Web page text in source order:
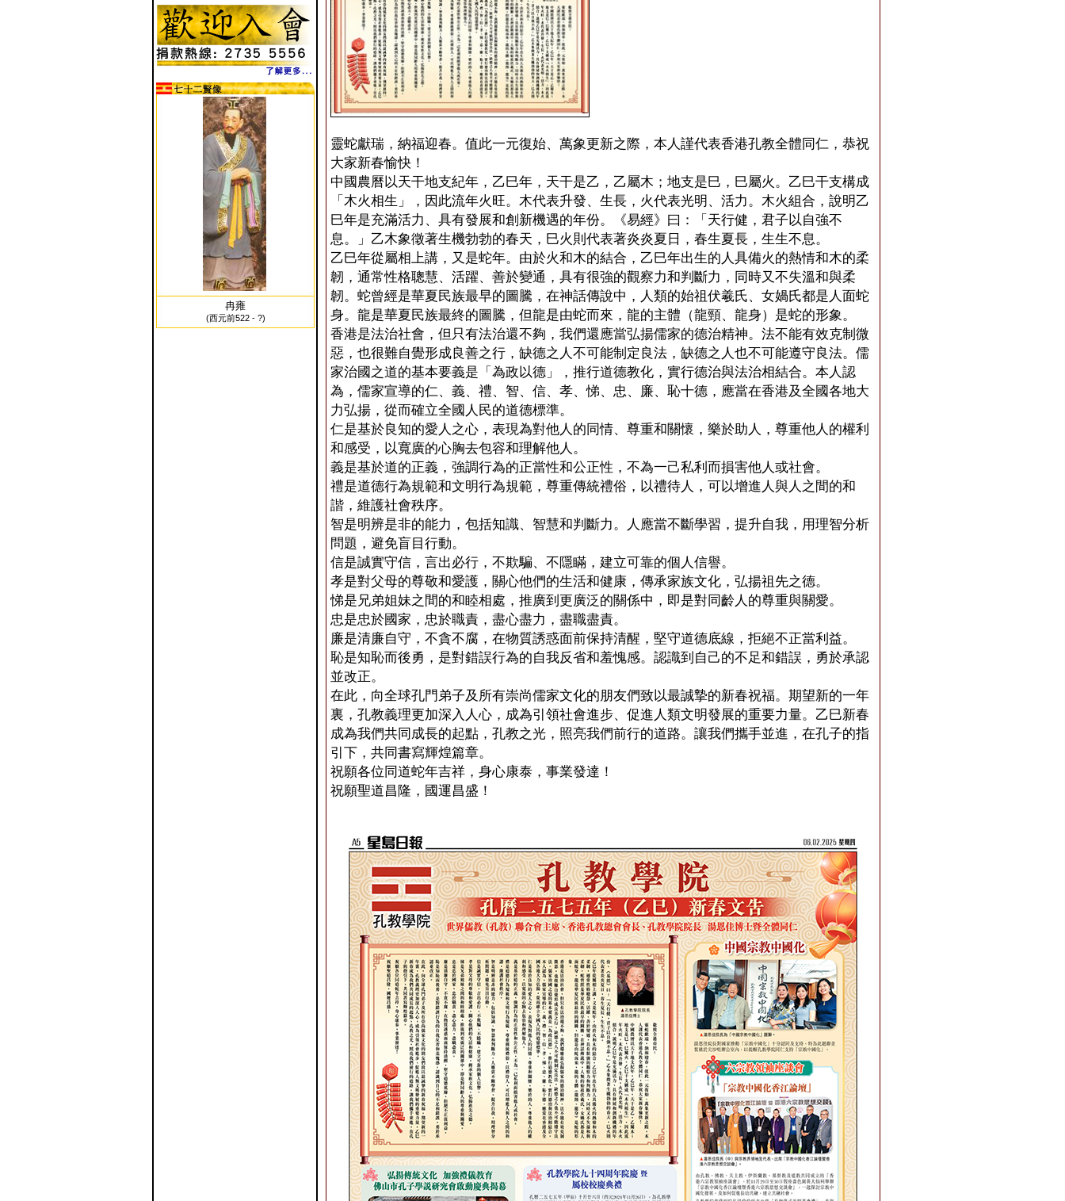
冉雍
(西元前522 - ?)
靈蛇獻瑞，納福迎春。值此一元復始、萬象更新之際，本人謹代表香港孔教全體同仁，恭祝
大家新春愉快！
中國農曆以天干地支紀年，乙巳年，天干是乙，乙屬木；地支是巳，巳屬火。乙巳干支構成
「木火相生」，因此流年火旺。木代表升發、生長，火代表光明、活力。木火組合，說明乙
巳年是充滿活力、具有發展和創新機遇的年份。《易經》曰：「天行健，君子以自強不
息。」乙木象徵著生機勃勃的春天，巳火則代表著炎炎夏日，春生夏長，生生不息。
乙巳年從屬相上講，又是蛇年。由於火和木的結合，乙巳年出生的人具備火的熱情和木的柔
韌，通常性格聰慧、活躍、善於變通，具有很強的觀察力和判斷力，同時又不失溫和與柔
韌。蛇曾經是華夏民族最早的圖騰，在神話傳說中，人類的始祖伏羲氏、女媧氏都是人面蛇
身。龍是華夏民族最終的圖騰，但龍是由蛇而來，龍的主體（龍頸、龍身）是蛇的形象。
香港是法治社會，但只有法治還不夠，我們還應當弘揚儒家的德治精神。法不能有效克制微
惡，也很難自覺形成良善之行，缺德之人不可能制定良法，缺德之人也不可能遵守良法。儒
家治國之道的基本要義是「為政以德」，推行道德教化，實行德治與法治相結合。本人認
為，儒家宣導的仁、義、禮、智、信、孝、悌、忠、廉、恥十德，應當在香港及全國各地大
力弘揚，從而確立全國人民的道德標準。
仁是基於良知的愛人之心，表現為對他人的同情、尊重和關懷，樂於助人，尊重他人的權利
和感受，以寬廣的心胸去包容和理解他人。
義是基於道的正義，強調行為的正當性和公正性，不為一己私利而損害他人或社會。
禮是道德行為規範和文明行為規範，尊重傳統禮俗，以禮待人，可以增進人與人之間的和
諧，維護社會秩序。
智是明辨是非的能力，包括知識、智慧和判斷力。人應當不斷學習，提升自我，用理智分析
問題，避免盲目行動。
信是誠實守信，言出必行，不欺騙、不隱瞞，建立可靠的個人信譽。
孝是對父母的尊敬和愛護，關心他們的生活和健康，傳承家族文化，弘揚祖先之德。
悌是兄弟姐妹之間的和睦相處，推廣到更廣泛的關係中，即是對同齡人的尊重與關愛。
忠是忠於國家，忠於職責，盡心盡力，盡職盡責。
廉是清廉自守，不貪不腐，在物質誘惑面前保持清醒，堅守道德底線，拒絕不正當利益。
恥是知恥而後勇，是對錯誤行為的自我反省和羞愧感。認識到自己的不足和錯誤，勇於承認
並改正。
在此，向全球孔門弟子及所有崇尚儒家文化的朋友們致以最誠摯的新春祝福。期望新的一年
裏，孔教義理更加深入人心，成為引領社會進步、促進人類文明發展的重要力量。乙巳新春
成為我們共同成長的起點，孔教之光，照亮我們前行的道路。讓我們攜手並進，在孔子的指
引下，共同書寫輝煌篇章。
祝願各位同道蛇年吉祥，身心康泰，事業發達！
祝願聖道昌隆，國運昌盛！